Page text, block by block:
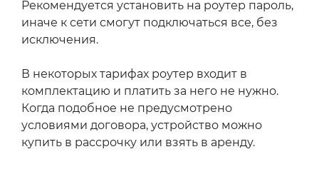
Рекомендуется установить на роутер пароль,
иначе к сети смогут подключаться все, без
исключения.
В некоторых тарифах роутер входит в
комплектацию и платить за него не нужно.
Когда подобное не предусмотрено
условиями договора, устройство можно
купить в рассрочку или взять в аренду.